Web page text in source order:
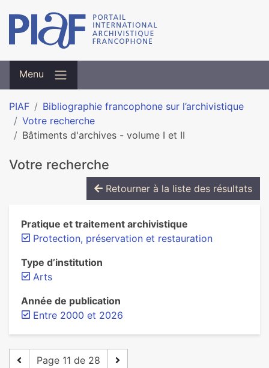
Menu
PIAF
Bibliographie francophone sur l’archivistique
Votre recherche
Bâtiments d'archives - volume I et II
Votre recherche
Retourner à la liste des résultats
Pratique et traitement archivistique
Protection, préservation et restauration
Type d’institution
Arts
Année de publication
Entre 2000 et 2026
Page 11 de 28